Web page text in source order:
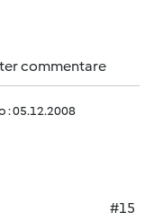
commentare
: 05.12.2008
#15